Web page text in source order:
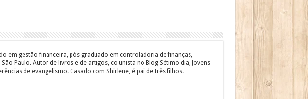
em gestão financeira, pós graduado em controladoria de finanças,
Paulo. Autor de livros e de artigos, colunista no Blog Sétimo dia, Jovens
de evangelismo. Casado com Shirlene, é pai de três filhos.